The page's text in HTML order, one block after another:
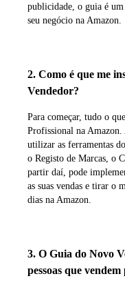
publicidade, o guia é
seu negócio na Amazon.
2. Como é que me
Vendedor?
Para começar, tudo o
Profissional na Amazon.
utilizar as ferramentas
o Registo de Marcas, o
partir daí, pode
as suas vendas e tirar o
dias na Amazon.
3. O Guia do Novo
pessoas que